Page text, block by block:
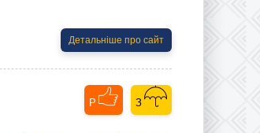
Детальніше про сайт